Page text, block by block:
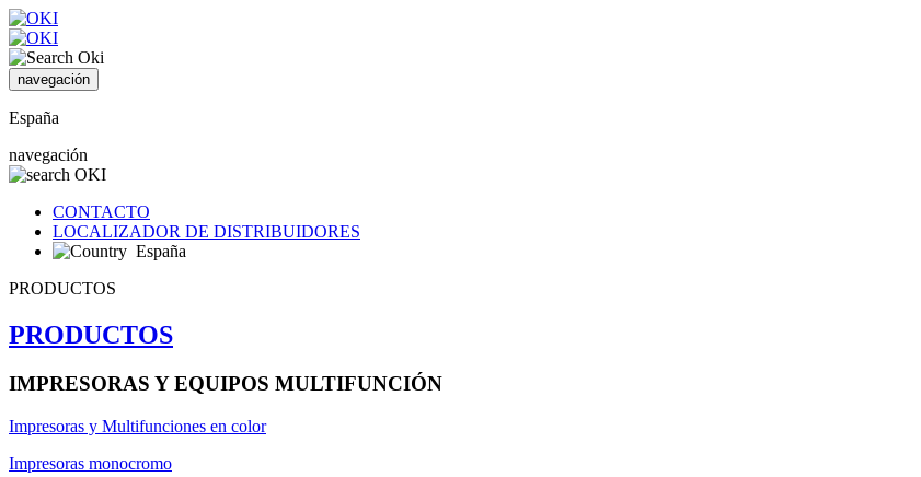
navegación
España
navegación
CONTACTO
LOCALIZADOR DE DISTRIBUIDORES
España
PRODUCTOS
PRODUCTOS
IMPRESORAS Y EQUIPOS MULTIFUNCIÓN
Impresoras y Multifunciones en color
Impresoras monocromo